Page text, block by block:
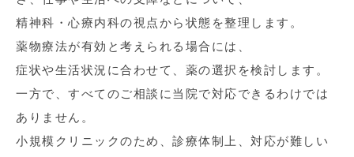
精神科・心療内科の視点から状態を整理します。
薬物療法が有効と考えられる場合には、
症状や生活状況に合わせて、薬の選択を検討します。
一方で、すべてのご相談に当院で対応できるわけでは
ありません。
小規模クリニックのため、診療体制上、対応が難しい